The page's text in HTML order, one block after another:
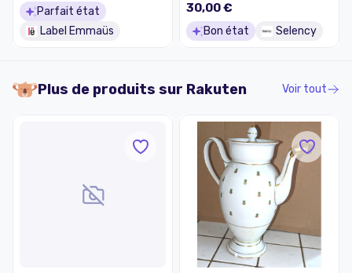
Parfait état
Label Emmaüs
30,00 €
Bon état Selency
Plus de produits sur Rakuten Voir tout